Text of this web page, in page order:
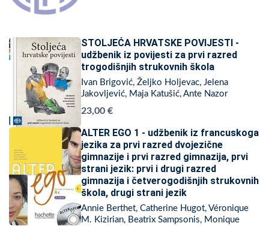
STOLJEĆA HRVATSKE POVIJESTI -
udžbenik iz povijesti za prvi razred
trogodišnjih strukovnih škola
Ivan Brigović, Željko Holjevac, Jelena
Jakovljević, Maja Katušić, Ante Nazor
23,00 €
ALTER EGO 1 - udžbenik iz francuskoga
jezika za prvi razred dvojezične
gimnazije i prvi razred gimnazija, prvi
strani jezik: prvi i drugi razred
gimnazija i četverogodišnjih strukovnih
škola, drugi strani jezik
Annie Berthet, Catherine Hugot, Véronique
M. Kizirian, Beatrix Sampsonis, Monique